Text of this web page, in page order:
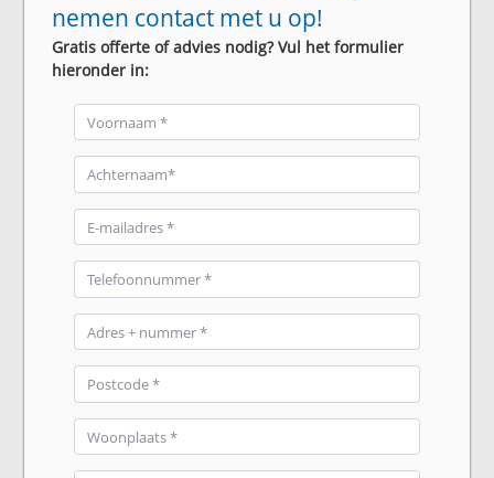
nemen contact met u op!
Gratis offerte of advies nodig? Vul het formulier
hieronder in: